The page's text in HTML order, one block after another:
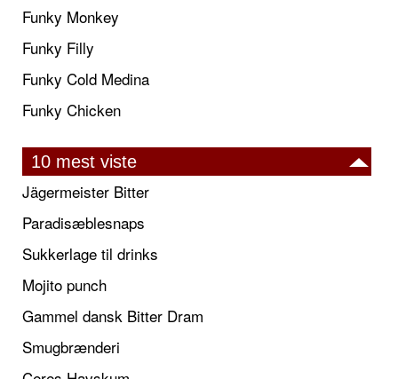
Funky Monkey
Funky Filly
Funky Cold Medina
Funky Chicken
10 mest viste
Jägermeister Bitter
Paradisæblesnaps
Sukkerlage til drinks
Mojito punch
Gammel dansk Bitter Dram
Smugbrænderi